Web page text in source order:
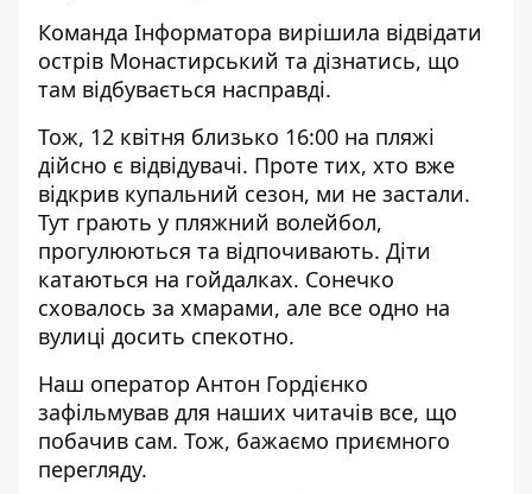
Команда Інформатора вирішила відвідати
острів Монастирський та дізнатись, що
там відбувається насправді.
Тож, 12 квітня близько 16:00 на пляжі
дійсно є відвідувачі. Проте тих, хто вже
відкрив купальний сезон, ми не застали.
Тут грають у пляжний волейбол,
прогулюються та відпочивають. Діти
катаються на гойдалках. Сонечко
сховалось за хмарами, але все одно на
вулиці досить спекотно.
Наш оператор Антон Гордієнко
зафільмував для наших читачів все, що
побачив сам. Тож, бажаємо приємного
перегляду.